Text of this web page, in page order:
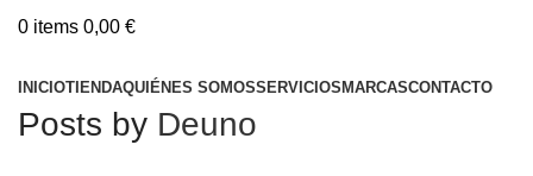
0 items 0,00 €
INICIOTIENDAQUIÉNES SOMOSSERVICIOS MARCASCONTACTO
Posts by Deuno